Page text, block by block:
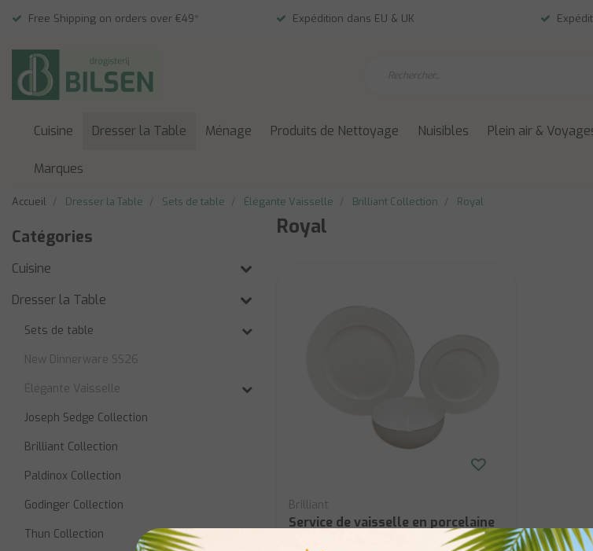
Free Shipping on orders over €49* Expédition dans EU & UK
Cuisine Dresser la Table Ménage Produits de Nettoyage Nuisibles Plein air &
Marques
Accueil Dresser la Table Sets de table Élégante Vaisselle Brilliant Collection Royal
Catégories
Cuisine
Dresser la Table
Sets de table
New Dinnerware SS26
Élégante Vaisselle
Joseph Sedge Collection
Brilliant Collection
Paldinox Collection
Godinger Collection
Thun Collection
Royal
Brilliant
Service de vaisselle en porcelaine
osseuse brillante Royal 18 pièces +